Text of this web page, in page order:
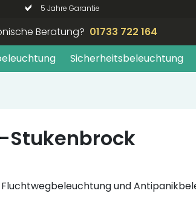
5 Jahre Garantie
Beratung? 01733 722 164
Sicherheitsbeleuchtung
Stukenbrock
und